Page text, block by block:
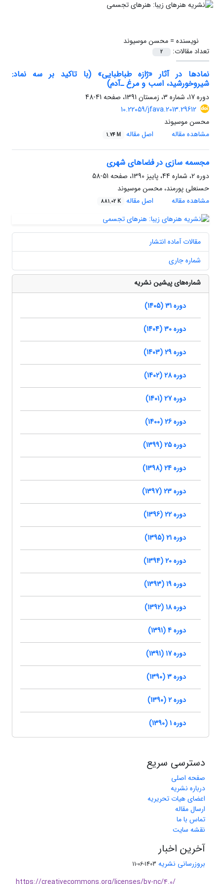
نویسنده =محسن موسیوند
تعداد مقالات:
2
نماد‌ها در آثار «ژازه طباطبایی» (با تاکید بر سه نماد:
شیروخورشید، اسب و مرغ ـ‌آدم‌)
دوره 17، شماره 3، زمستان 1391، صفحه
41-48
10.22059/jfava.2013.29612
محسن موسیوند
مشاهده مقاله
اصل مقاله 1.74 M
مجسمه سازی در فضاهای شهری
دوره 2، شماره 44، پاییز 1390، صفحه
51-58
حسنعلی پورمند، محسن موسیوند
مشاهده مقاله
اصل مقاله 881.02 K
مقالات آماده انتشار
شماره جاری
شماره‌های پیشین نشریه
دوره 31 (1405)
دوره 30 (1404)
دوره 29 (1403)
دوره 28 (1402)
دوره 27 (1401)
دوره 26 (1400)
دوره 25 (1399)
دوره 24 (1398)
دوره 23 (1397)
دوره 22 (1396)
دوره 21 (1395)
دوره 20 (1394)
دوره 19 (1393)
دوره 18 (1392)
دوره 4 (1391)
دوره 17 (1391)
دوره 3 (1390)
دوره 2 (1390)
دوره 1 (1390)
دسترسی سریع
صفحه اصلی
درباره نشریه
اعضای هیات تحریریه
ارسال مقاله
تماس با ما
نقشه سایت
آخرین اخبار
بروزرسانی نشریه 1403-06-11